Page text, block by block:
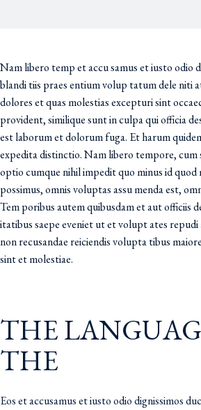
Nam libero temp et accu samus et iusto odio
blandi tiis praes entium volup tatum dele niti
dolores et quas molestias excepturi sint
provident, similique sunt in culpa qui officia
est laborum et dolorum fuga. Et harum
expedita distinctio. Nam libero tempore, cum
optio cumque nihil impedit quo minus id quod
possimus, omnis voluptas assu menda est,
Tem poribus autem quibusdam et aut officiis
itatibus saepe eveniet ut et volupt ates repudi
non recusandae reiciendis volupta tibus
sint et molestiae.
THE
THE
Eos et accusamus et iusto odio dignissimos